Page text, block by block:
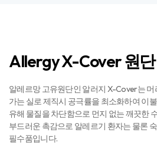
Allergy X-Cover 원단
알레르망 고유원단인 알러지 X-Cover는 머
가는 실로 제직시 공극률을 최소화하여 이
유해 물질을 차단함으로 먼지 없는 깨끗한
부드러운 촉감으로 알레르기 환자는 물론
필수품입니다.